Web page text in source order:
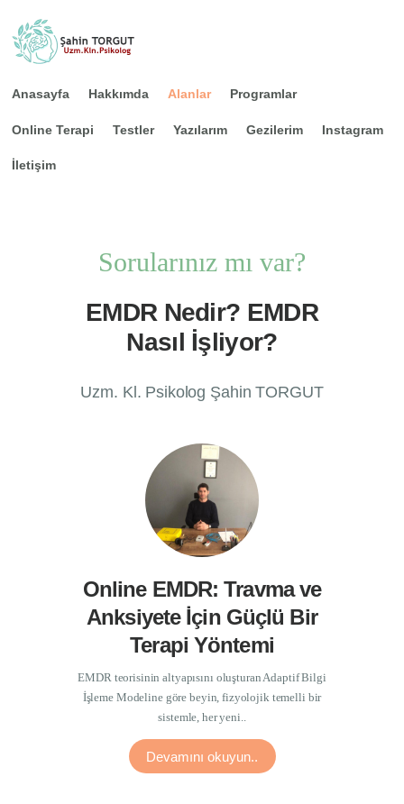
Anasayfa Hakkımda Alanlar Programlar
Online Terapi Testler Yazılarım Gezilerim Instagram
İletişim
Online Terapi
Testler
Yazılarım
Instagram
Sorularınız mı var?
EMDR Nedir? EMDR
Nasıl İşliyor?
Uzm. Kl. Psikolog Şahin TORGUT
Online EMDR: Travma ve
Anksiyete İçin Güçlü Bir
Terapi Yöntemi
EMDR teorisinin altyapısını oluşturan Adaptif Bilgi
İşleme Modeline göre beyin, fizyolojik temelli bir
sistemle, her yeni..
Devamını okuyun..